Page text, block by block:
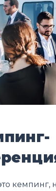
кемпинг,